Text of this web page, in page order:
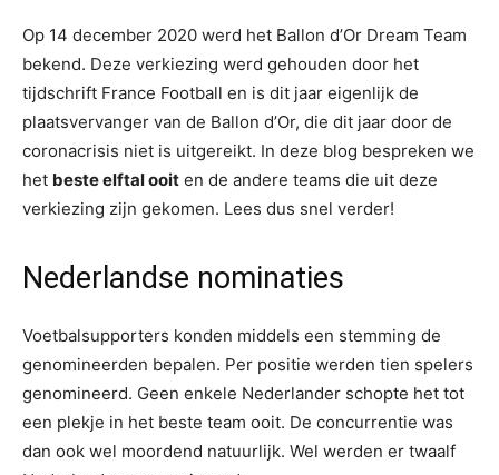
Op 14 december 2020 werd het Ballon d’Or Dream Team
bekend. Deze verkiezing werd gehouden door het
tijdschrift France Football en is dit jaar eigenlijk de
plaatsvervanger van de Ballon d’Or, die dit jaar door de
coronacrisis niet is uitgereikt. In deze blog bespreken we
het beste elftal ooit en de andere teams die uit deze
verkiezing zijn gekomen. Lees dus snel verder!
Nederlandse nominaties
Voetbalsupporters konden middels een stemming de
genomineerden bepalen. Per positie werden tien spelers
genomineerd. Geen enkele Nederlander schopte het tot
een plekje in het beste team ooit. De concurrentie was
dan ook wel moordend natuurlijk. Wel werden er twaalf